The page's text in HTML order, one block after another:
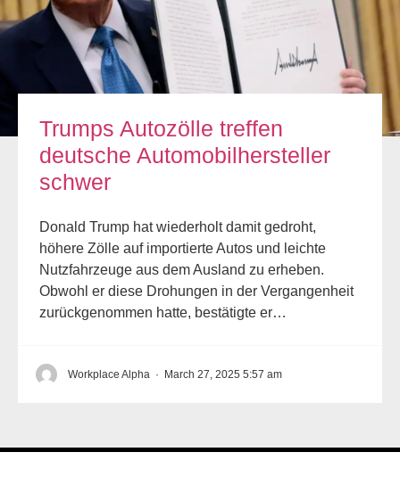
Trumps Autozölle treffen
deutsche Automobilhersteller
schwer
Donald Trump hat wiederholt damit gedroht,
höhere Zölle auf importierte Autos und leichte
Nutzfahrzeuge aus dem Ausland zu erheben.
Obwohl er diese Drohungen in der Vergangenheit
zurückgenommen hatte, bestätigte er…
Workplace Alpha · March 27, 2025 5:57 am